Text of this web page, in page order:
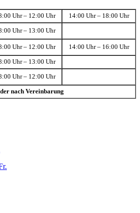
Uhr – 12:00 Uhr 14:00 Uhr – 18:00 Uhr
Uhr – 13:00 Uhr
Uhr – 12:00 Uhr 14:00 Uhr – 16:00 Uhr
Uhr – 13:00 Uhr
Uhr – 12:00 Uhr
nach Vereinbarung